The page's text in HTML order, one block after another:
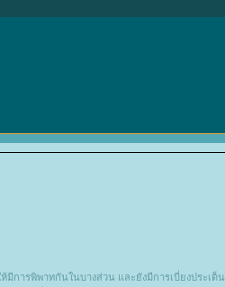
การพิพาทกันในบางส่วน และยังมีการเบี่ยงประเด็น